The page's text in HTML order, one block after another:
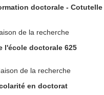
doctorale -
de la recherche
l'école doctorale 625
de la recherche
en doctorat